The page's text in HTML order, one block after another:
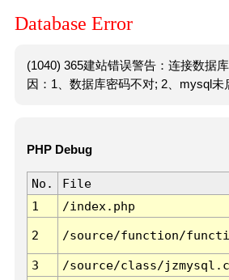
Database Error
(1040) 365建站错误警告：连接数据
因：1、数据库密码不对; 2、mysql未
PHP Debug
No. File
1
/index.php
2 /source/function/
3 /source/class/